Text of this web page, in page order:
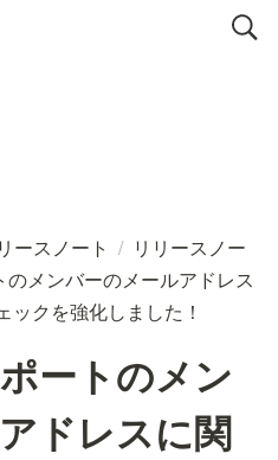
ースノート / リリースノー
のメンバーのメールアドレス
クを強化しました！
ートのメン
ドレスに関